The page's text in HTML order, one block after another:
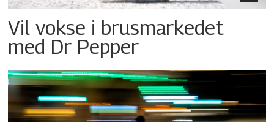
Vil vokse i brusmarkedet
med Dr Pepper